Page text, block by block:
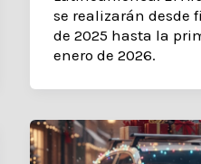
se realizarán desde
de 2025 hasta la
enero de 2026.